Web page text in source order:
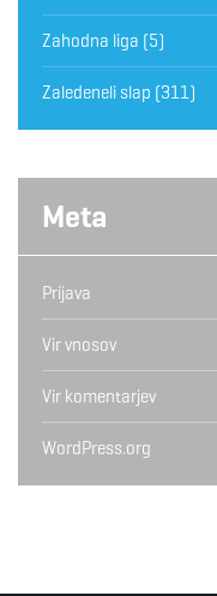
Zahodna liga (5)
Zaledeneli slap (311)
Meta
Prijava
Vir vnosov
Vir komentarjev
WordPress.org